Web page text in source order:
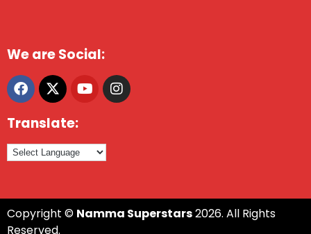
We are Social:
Translate:
Copyright © Namma Superstars2026. All Rights
Reserved.